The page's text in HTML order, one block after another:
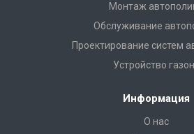
Монтаж
Обслуживание
Проектирование систем
Устройство
Информация
О нас